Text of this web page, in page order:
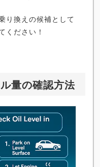
り換えの候補として
ください！
量の確認方法